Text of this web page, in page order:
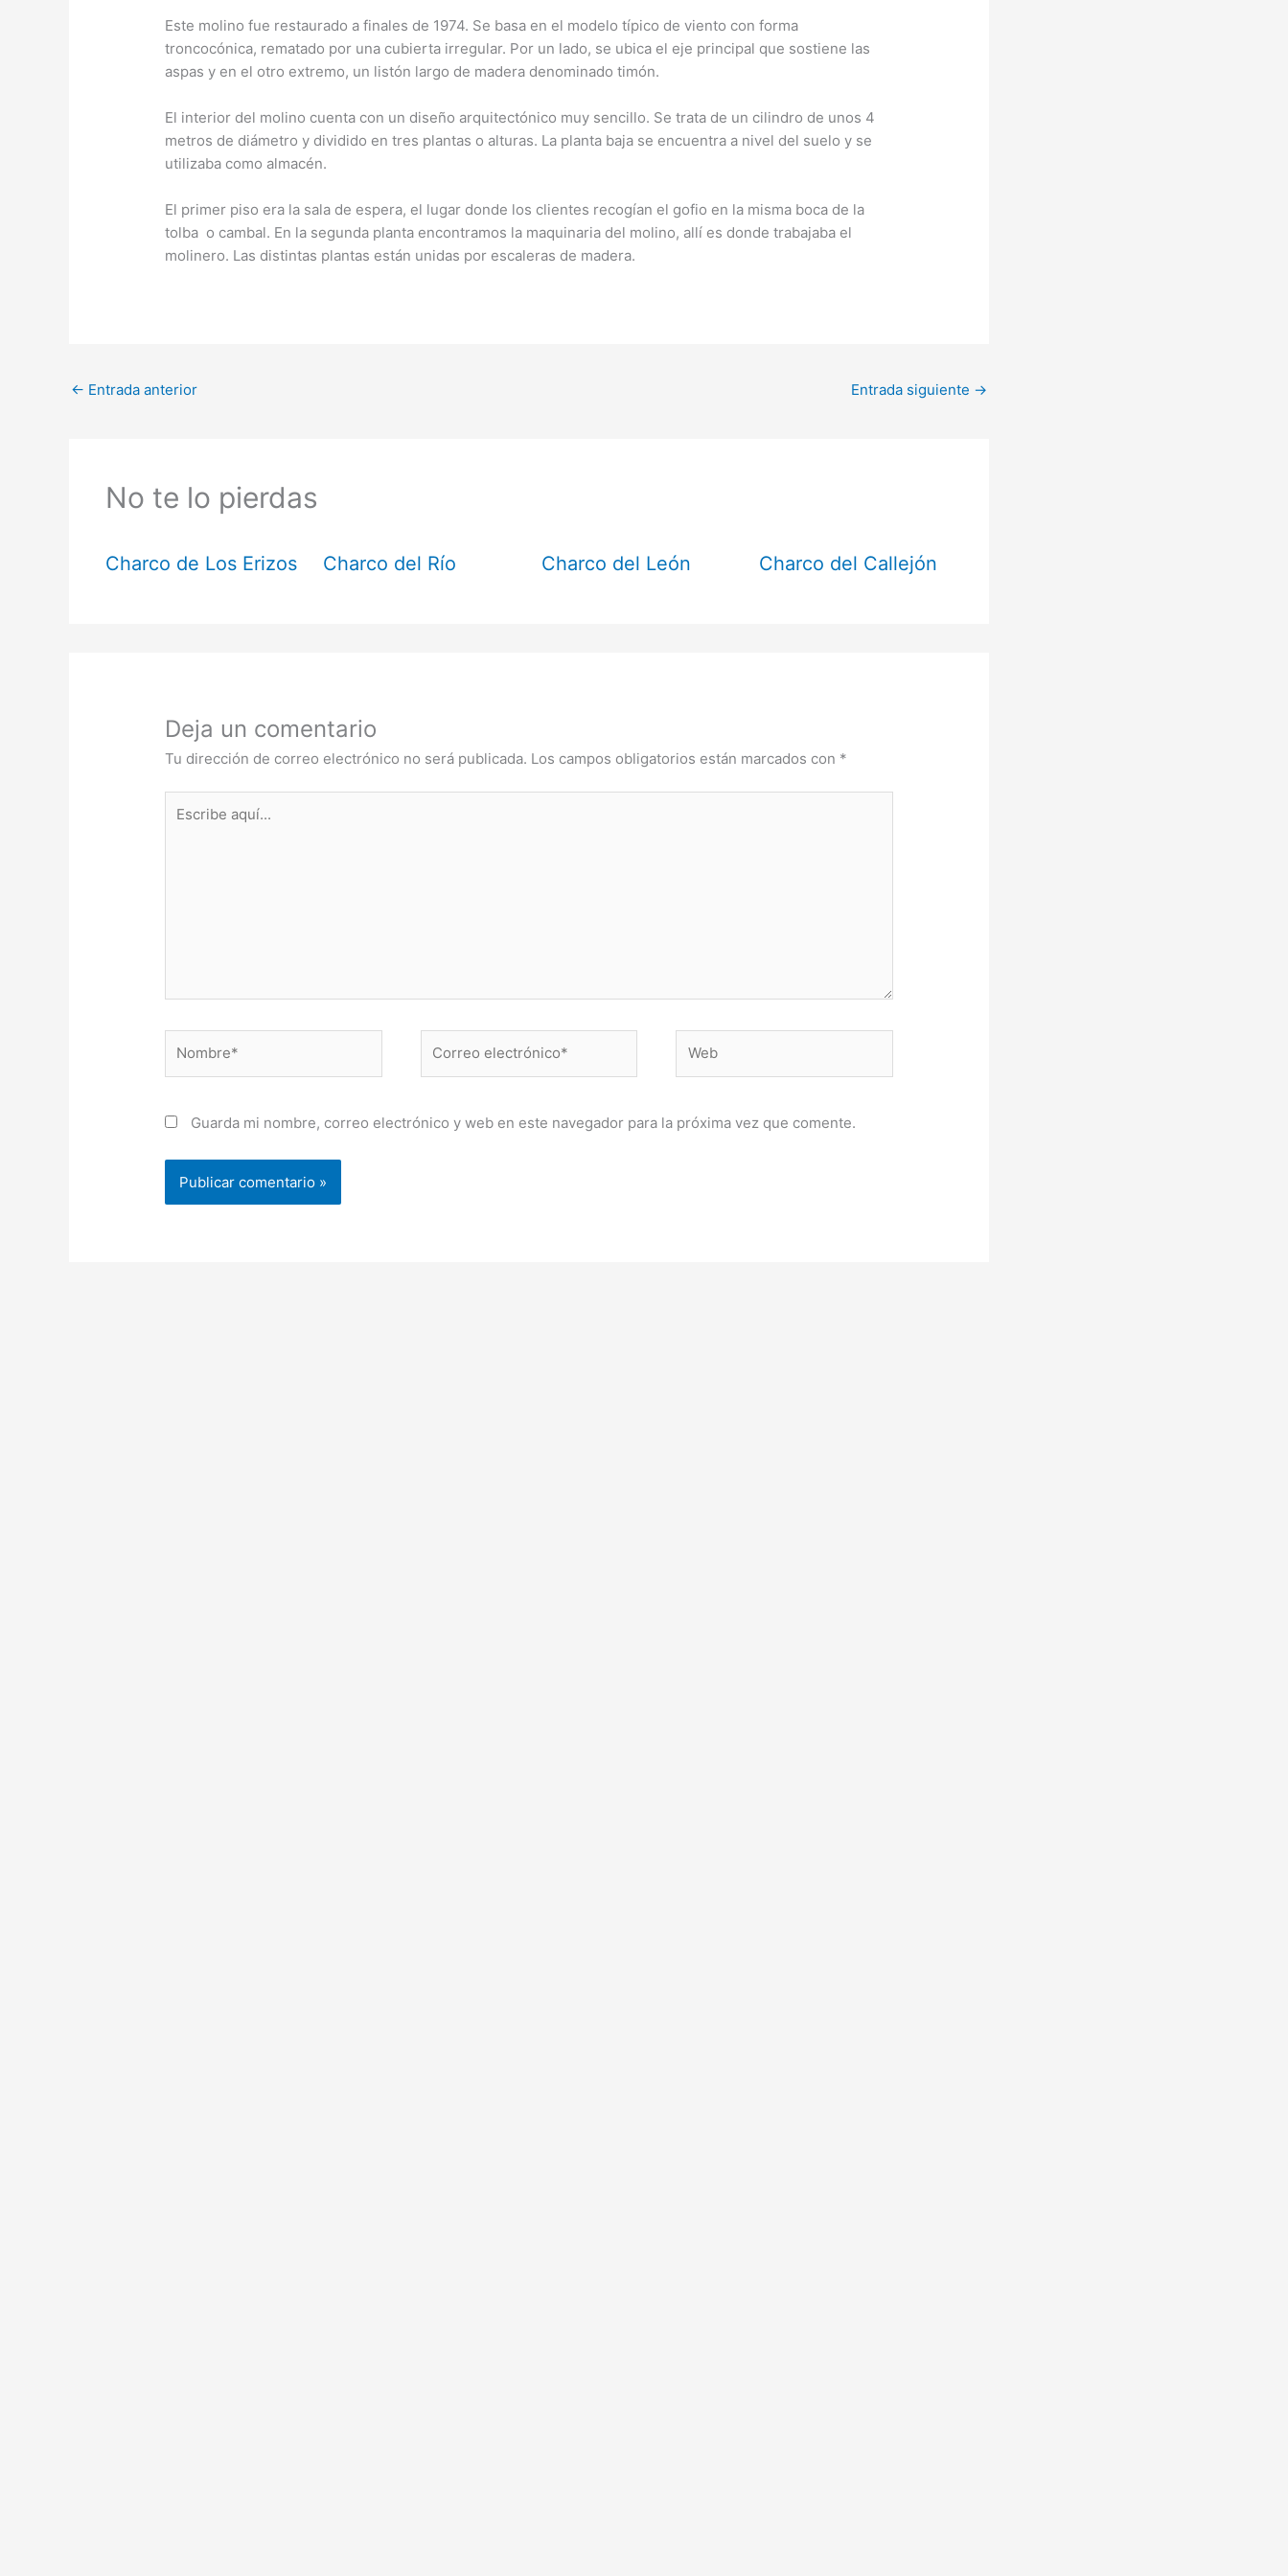
Este molino fue restaurado a finales de 1974. Se basa en el modelo típico de viento con forma
troncocónica, rematado por una cubierta irregular. Por un lado, se ubica el eje principal que sostiene las
aspas y en el otro extremo, un listón largo de madera denominado timón.
El interior del molino cuenta con un diseño arquitectónico muy sencillo. Se trata de un cilindro de unos 4
metros de diámetro y dividido en tres plantas o alturas. La planta baja se encuentra a nivel del suelo y se
utilizaba como almacén.
El primer piso era la sala de espera, el lugar donde los clientes recogían el gofio en la misma boca de la
tolba o cambal. En la segunda planta encontramos la maquinaria del molino, allí es donde trabajaba el
molinero. Las distintas plantas están unidas por escaleras de madera.
← Entrada anterior Entrada siguiente →
No te lo pierdas
Charco de Los Erizos Charco del Río Charco del León Charco del Callejón
Deja un comentario
Tu dirección de correo electrónico no será publicada. Los campos obligatorios están marcados con *
aquí...
electrónico*
Guarda mi nombre, correo electrónico y web en este navegador para la próxima vez que comente.